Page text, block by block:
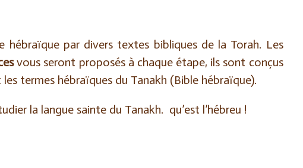
hébraïque par divers textes bibliques de la Torah. Les
vous seront proposés à chaque étape, ils sont conçus
termes hébraïques du Tanakh (Bible hébraïque).
la langue sainte du Tanakh. qu’est l’hébreu !